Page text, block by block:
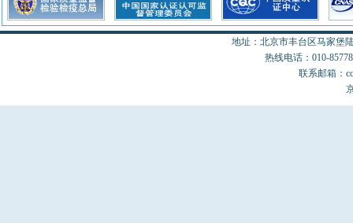
地址：北京市丰台区马家堡
热线电话：010-
联系邮箱：